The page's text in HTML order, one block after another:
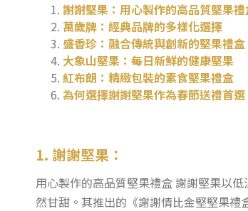
謝謝堅果：用心製作的高品質堅果禮
萬歲牌：經典品牌的多樣化選擇
盛香珍：融合傳統與創新的堅果禮盒
大象山堅果：每日新鮮的健康堅果
紅布朗：精緻包裝的素食堅果禮盒
為何選擇謝謝堅果作為春節送禮首選
1. 謝謝堅果：
用心製作的高品質堅果禮盒 謝謝堅果以
然甘甜。其推出的《謝謝情比金堅堅果